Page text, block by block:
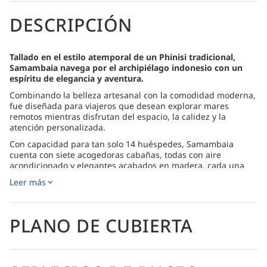
DESCRIPCIÓN
Tallado en el estilo atemporal de un Phinisi tradicional,
Samambaia navega por el archipiélago indonesio con un
espíritu de elegancia y aventura.
Combinando la belleza artesanal con la comodidad moderna,
fue diseñada para viajeros que desean explorar mares
remotos mientras disfrutan del espacio, la calidez y la
atención personalizada.
Con capacidad para tan solo 14 huéspedes, Samambaia
cuenta con siete acogedoras cabañas, todas con aire
acondicionado y elegantes acabados en madera, cada una
un ambiente relajante. La cabina principal, en la cubierta
La vida a bordo fluye con naturalidad, entre descubrimiento y
descanso. Tras un día de buceo, los huéspedes pueden
Leer más
PLANO DE CUBIERTA